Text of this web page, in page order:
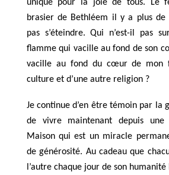
unique pour la joie de tous. Le
brasier de Bethléem il y a plus de
pas s’éteindre. Qui n’est-il pas
flamme qui vacille au fond de son
vacille au fond du cœur de mon
culture et d’une autre religion ?
Je continue d’en être témoin par la
de vivre maintenant depuis une
Maison qui est un miracle
de générosité. Au cadeau que
l’autre chaque jour de son